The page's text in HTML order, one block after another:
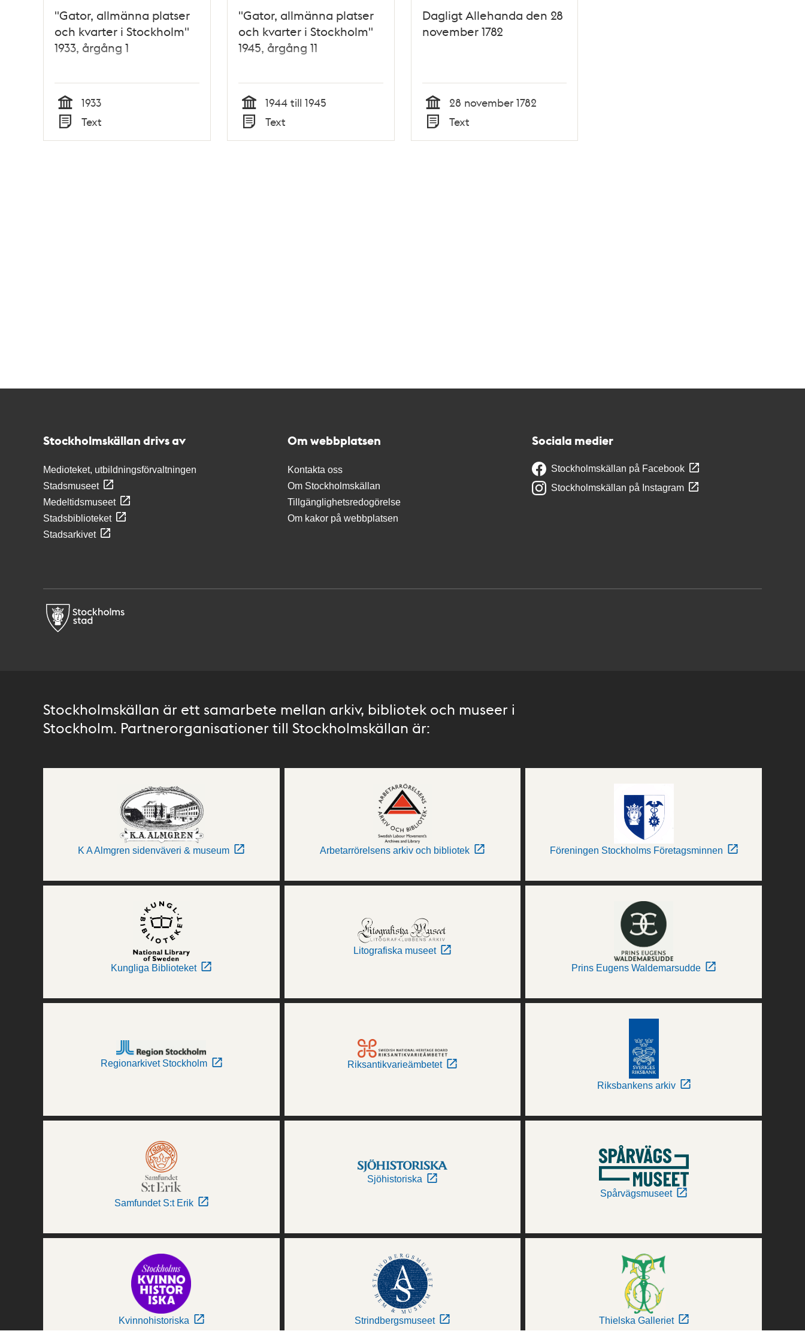
"Gator, allmänna platser
och kvarter i Stockholm"
1933, årgång 1
Tid
1933
Typ
Text
"Gator, allmänna platser
och kvarter i Stockholm"
1945, årgång 11
Tid
1944 till 1945
Typ
Text
Dagligt Allehanda den 28
november 1782
Tid
28 november 1782
Typ
Text
Stockholmskällan drivs av
Medioteket, utbildningsförvaltningen
Stadsmuseet
Medeltidsmuseet
Stadsbiblioteket
Stadsarkivet
Om webbplatsen
Kontakta oss
Om Stockholmskällan
Tillgänglighetsredogörelse
Om kakor på webbplatsen
Sociala medier
Stockholmskällan på Facebook
Stockholmskällan på Instagram
Stockholmskällan är ett samarbete mellan arkiv, bibliotek och museer i
Stockholm. Partnerorganisationer till Stockholmskällan är:
K A Almgren sidenväveri & museum Arbetarrörelsens arkiv och bibliotek Föreningen Stockholms Företagsminnen
Kungliga Biblioteket
Litografiska museet
Prins Eugens Waldemarsudde
Regionarkivet Stockholm Riksantikvarieämbetet
Riksbankens arkiv
Samfundet S:t Erik
Sjöhistoriska
Spårvägsmuseet
Kvinnohistoriska Strindbergsmuseet Thielska Galleriet